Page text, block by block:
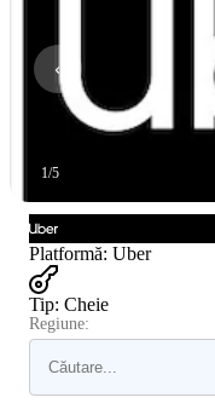
1/5
Platformă: Uber
Tip: Cheie
Regiune: